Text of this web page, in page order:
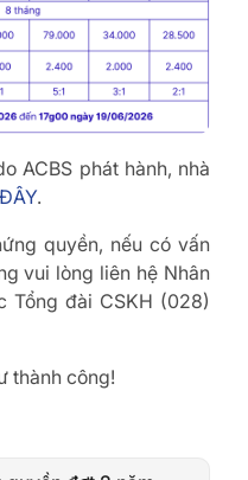
ACBS phát hành, nhà
.
quyền, nếu có vấn
vui lòng liên hệ Nhân
Tổng đài CSKH (028)
thành công!